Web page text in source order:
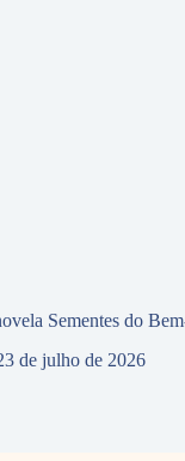
Sementes do
de julho de 2026